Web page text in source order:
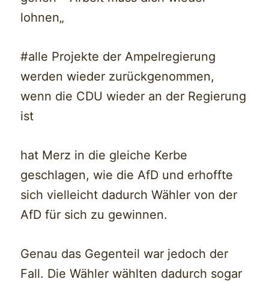
lohnen„
#alle Projekte der Ampelregierung
werden wieder zurückgenommen,
wenn die CDU wieder an der Regierung
ist
hat Merz in die gleiche Kerbe
geschlagen, wie die AfD und erhoffte
sich vielleicht dadurch Wähler von der
AfD für sich zu gewinnen.
Genau das Gegenteil war jedoch der
Fall. Die Wähler wählten dadurch sogar